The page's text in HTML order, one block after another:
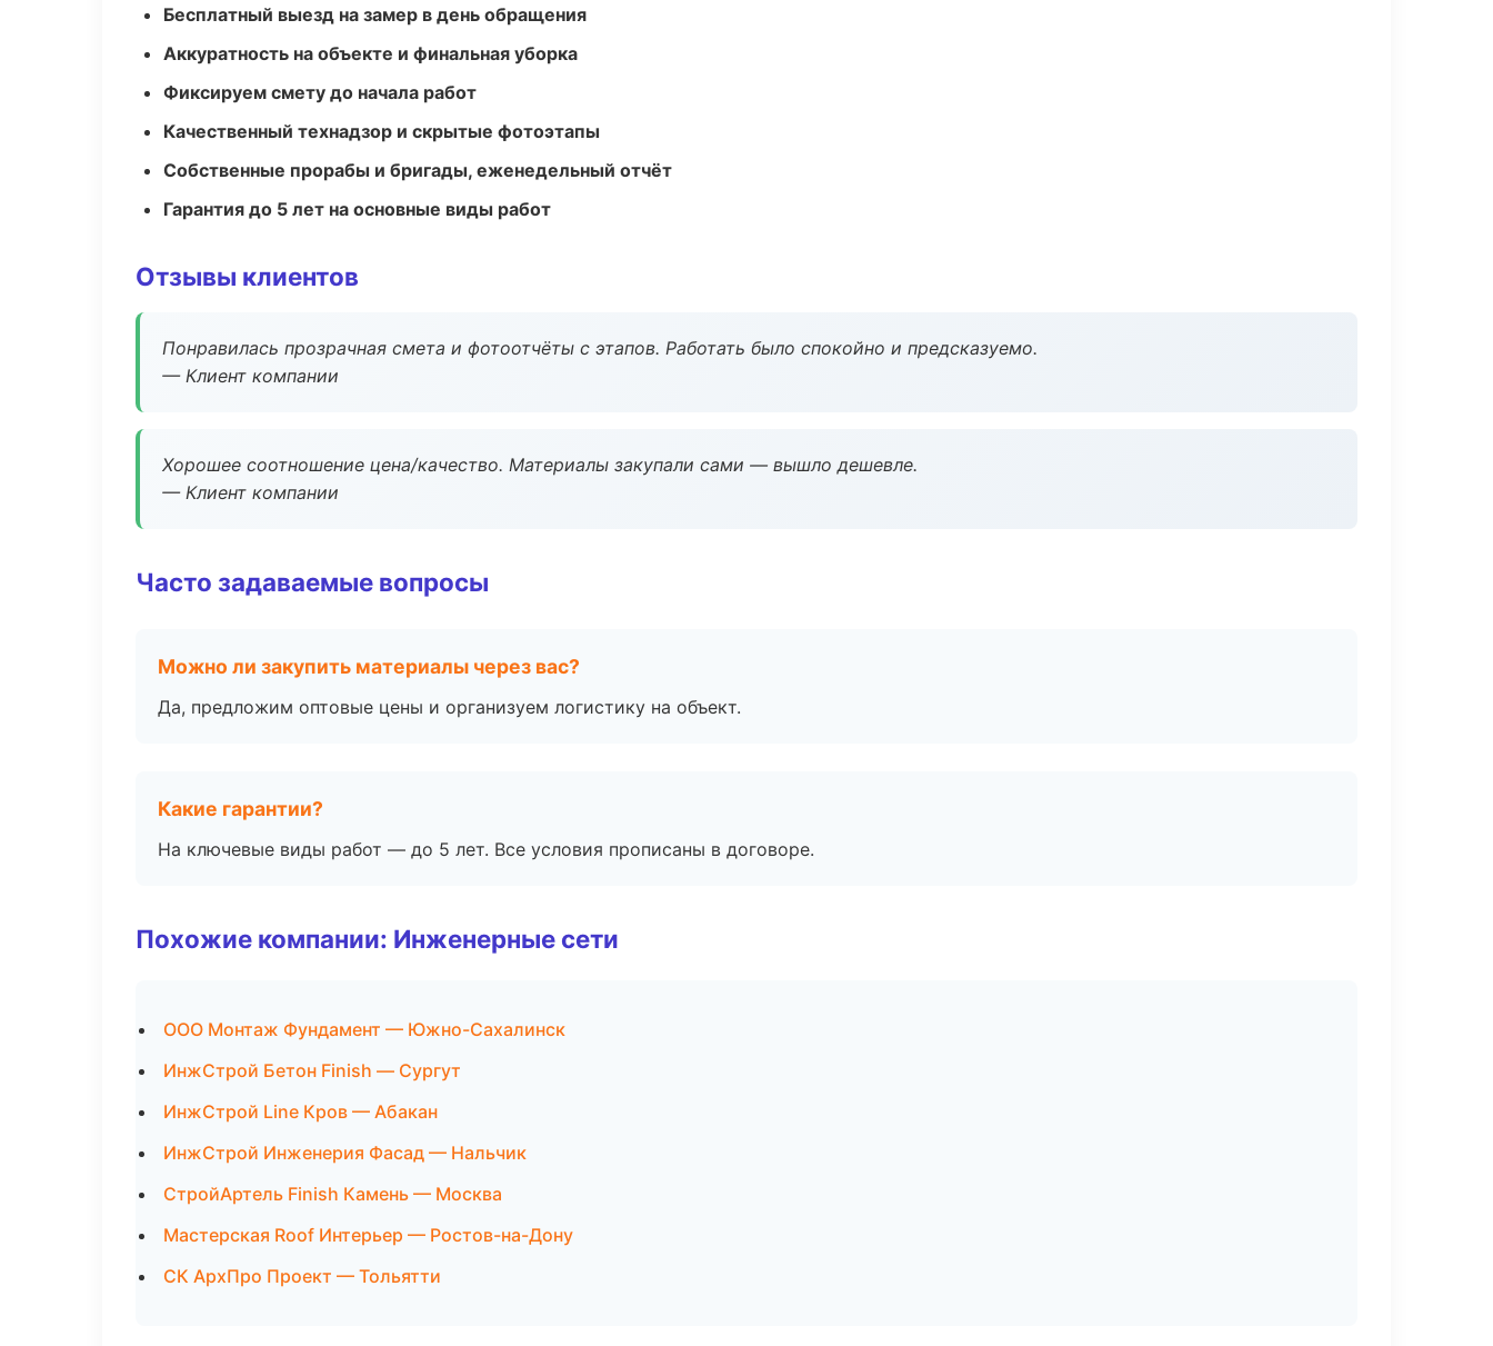
Бесплатный выезд на замер в день обращения
Аккуратность на объекте и финальная уборка
Фиксируем смету до начала работ
Качественный технадзор и скрытые фотоэтапы
Собственные прорабы и бригады, еженедельный отчёт
Гарантия до 5 лет на основные виды работ
Отзывы клиентов
Понравилась прозрачная смета и фотоотчёты с этапов. Работать было спокойно и предсказуемо.
— Клиент компании
Хорошее соотношение цена/качество. Материалы закупали сами — вышло дешевле.
— Клиент компании
Часто задаваемые вопросы
Можно ли закупить материалы через вас?
Да, предложим оптовые цены и организуем логистику на объект.
Какие гарантии?
На ключевые виды работ — до 5 лет. Все условия прописаны в договоре.
Похожие компании: Инженерные сети
ООО Монтаж Фундамент — Южно-Сахалинск
ИнжСтрой Бетон Finish — Сургут
ИнжСтрой Line Кров — Абакан
ИнжСтрой Инженерия Фасад — Нальчик
СтройАртель Finish Камень — Москва
Мастерская Roof Интерьер — Ростов-на-Дону
СК АрхПро Проект — Тольятти